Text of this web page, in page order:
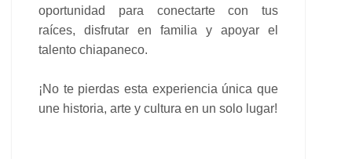
oportunidad para conectarte con tus
raíces, disfrutar en familia y apoyar el
talento chiapaneco.
¡No te pierdas esta experiencia única que
une historia, arte y cultura en un solo lugar!